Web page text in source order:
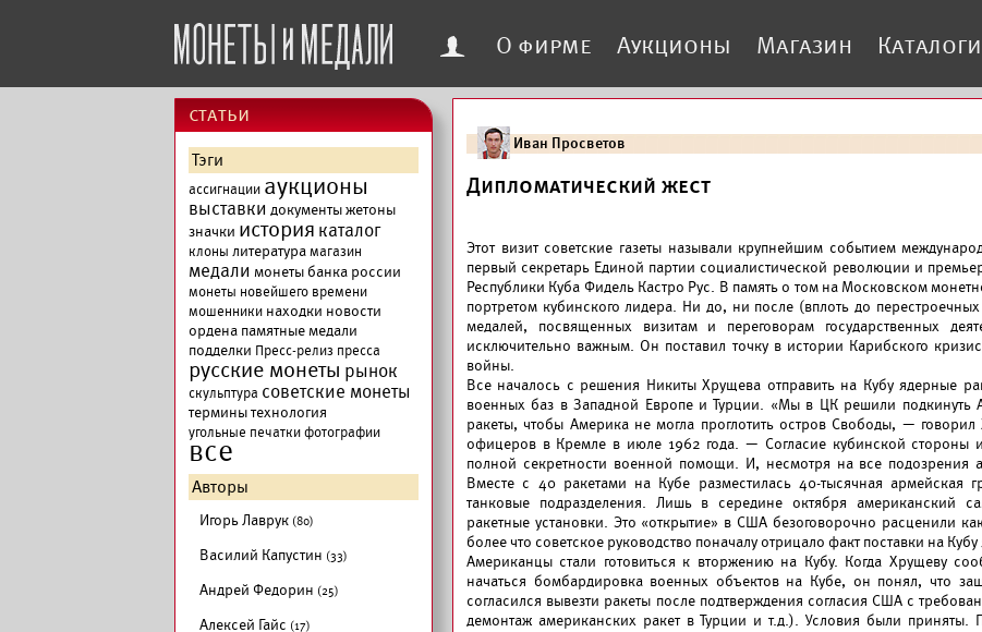
f О фирме Аукционы Магазин Каталоги
cтатьи
Тэги
ассигнации аукционы
выставки документыжетоны
значки история каталог
клоны литературамагазин
медали монеты банка россии
монеты новейшего времени
мошенники находки новости
ордена памятные медали
подделки Пресс-релиз пресса
русские монеты рынок
скульптура советские монеты
терминытехнология
угольные печаткифотографии
все
Авторы
Игорь Лаврук (80)
Василий Капустин (33)
Андрей Федорин (25)
Алексей Гайс (17)
Иван Просветов
Дипломатический жест
Этот визит советские газеты называли крупнейшим событием
первый секретарь Единой партии социалистической революции и
Республики Куба Фидель Кастро Рус. В память о том на Московском
портретом кубинского лидера. Ни до, ни после (вплоть до
медалей, посвященных визитам и переговорам государственных
исключительно важным. Он поставил точку в истории Карибского
войны.
Все началось с решения Никиты Хрущева отправить на Кубу ядерные
военных баз в Западной Европе и Турции. «Мы в ЦК решили подкинуть
ракеты, чтобы Америка не могла проглотить остров Свободы, —
офицеров в Кремле в июле 1962 года. — Согласие кубинской стороны
полной секретности военной помощи. И, несмотря на все подозрения
Вместе с 40 ракетами на Кубе разместилась 40-тысячная армейская
танковые подразделения. Лишь в середине октября американский
ракетные установки. Это «открытие» в США безоговорочно расценили
более что советское руководство поначалу отрицало факт поставки на
Американцы стали готовиться к вторжению на Кубу. Когда Хрущеву
начаться бомбардировка военных объектов на Кубе, он понял, что
согласился вывезти ракеты после подтверждения согласия США с
демонтаж американских ракет в Турции и т.д.). Условия были приняты.